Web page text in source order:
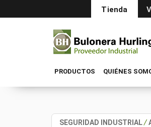
Tienda
PRODUCTOS QUIÉNES
SEGURIDAD INDUSTRIAL/